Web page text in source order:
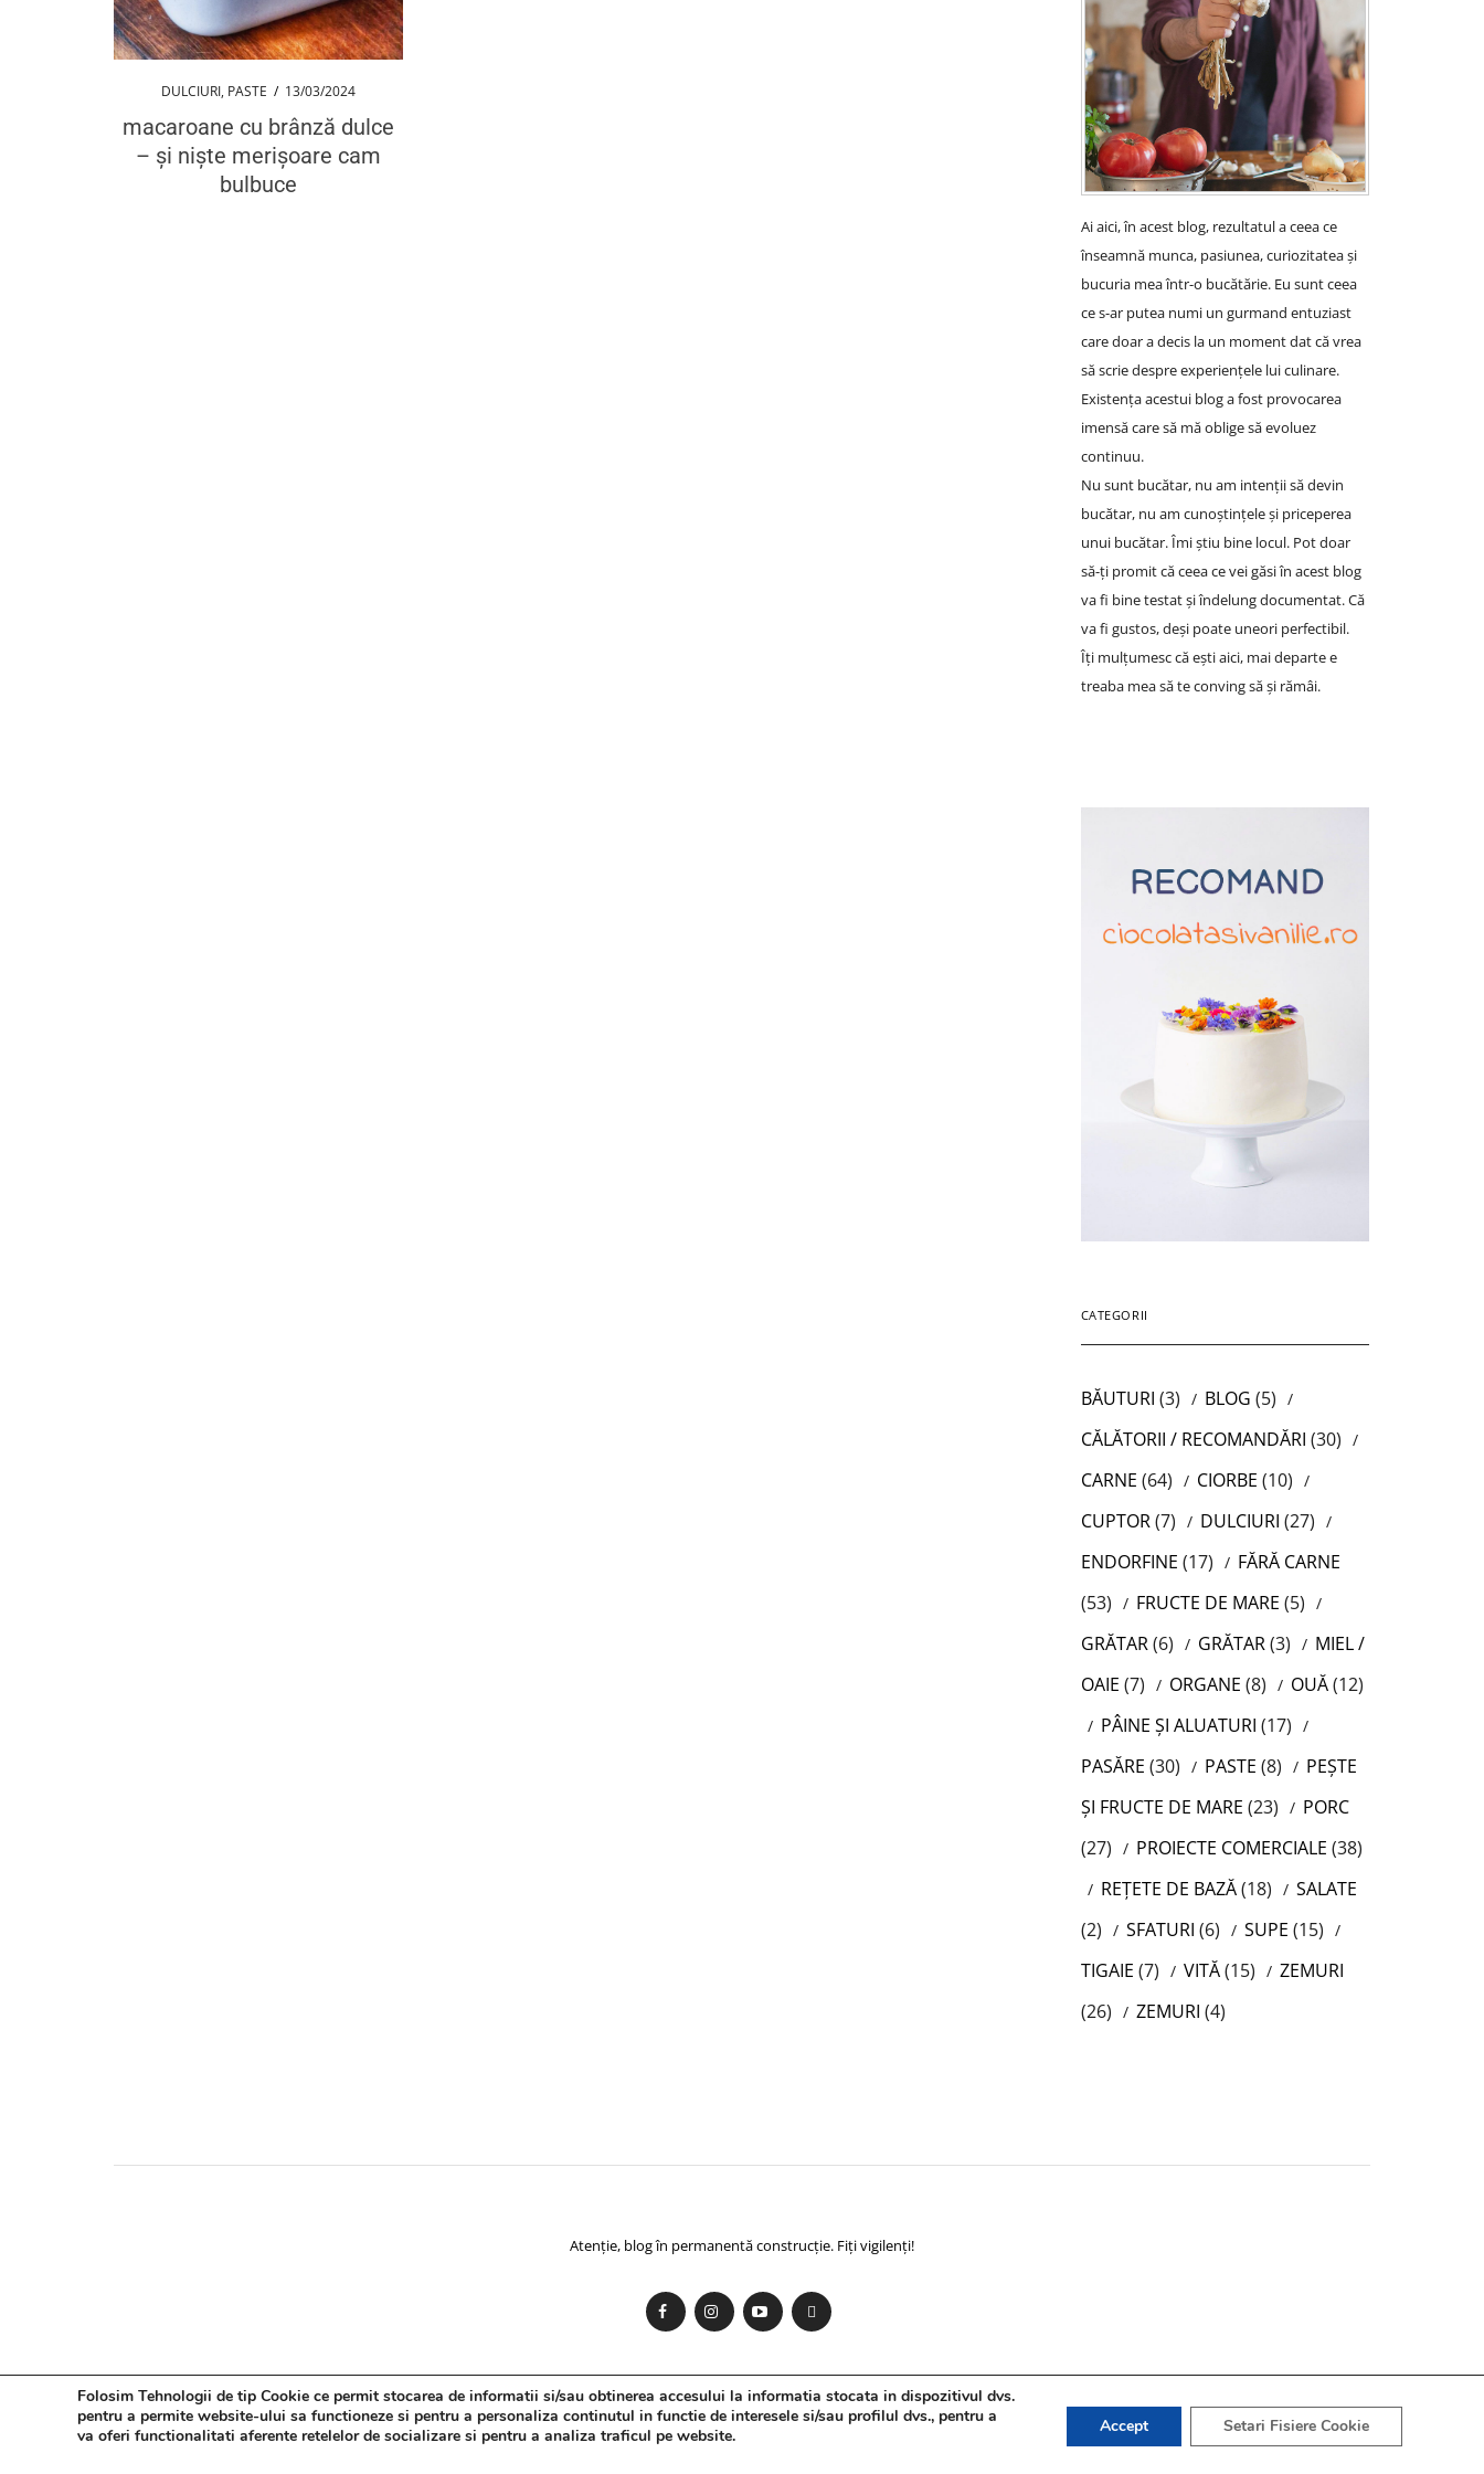
DULCIURI, PASTE / 13/03/2024
macaroane cu brânză dulce
– și niște merișoare cam
bulbuce
Ai aici, în acest blog, rezultatul a ceea ce
înseamnă munca, pasiunea, curiozitatea și
bucuria mea într-o bucătărie. Eu sunt ceea
ce s-ar putea numi un gurmand entuziast
care doar a decis la un moment dat că vrea
să scrie despre experiențele lui culinare.
Existența acestui blog a fost provocarea
imensă care să mă oblige să evoluez
continuu.
Nu sunt bucătar, nu am intenții să devin
bucătar, nu am cunoștințele și priceperea
unui bucătar. Îmi știu bine locul. Pot doar
să-ți promit că ceea ce vei găsi în acest blog
va fi bine testat și îndelung documentat. Că
va fi gustos, deși poate uneori perfectibil.
Îți mulțumesc că ești aici, mai departe e
treaba mea să te conving să și rămâi.
CATEGORII
BĂUTURI (3) BLOG (5)
CĂLĂTORII / RECOMANDĂRI (30)
CARNE (64) CIORBE (10)
CUPTOR(7) DULCIURI (27)
ENDORFINE (17)
FĂRĂ CARNE
(53)
FRUCTE DE MARE (5)
GRĂTAR(6) GRĂTAR(3)
MIEL /
OAIE (7) ORGANE (8) OUĂ(12)
PÂINE ȘI ALUATURI (17)
PASĂRE (30) PASTE (8)
PEȘTE
ȘI FRUCTE DE MARE (23)
PORC
(27)
PROIECTE COMERCIALE (38)
REȚETE DE BAZĂ(18)
SALATE
(2)
SFATURI (6) SUPE (15)
TIGAIE (7) VITĂ(15)
ZEMURI
(26)
ZEMURI (4)
Atenție, blog în permanentă construcție. Fiți vigilenți!
Folosim Tehnologii de tip Cookie ce permit stocarea de informatii si/sau obtinerea accesului la informatia stocata in dispozitivul dvs.
pentru a permite website-ului sa functioneze si pentru a personaliza continutul in functie de interesele si/sau profilul dvs., pentru a
va oferi functionalitati aferente retelelor de socializare si pentru a analiza traficul pe website.
Accept Setari Fisiere Cookie